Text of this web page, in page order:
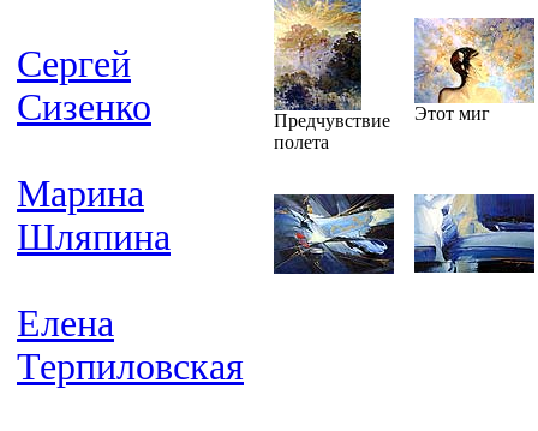
Сергей
Сизенко
Марина
Шляпина
Елена
Терпиловская
Предчувствие
полета
Этот миг